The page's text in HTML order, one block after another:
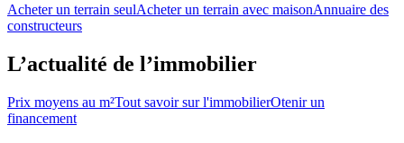
Acheter un terrain seulAcheter un terrain avec maisonAnnuaire des
constructeurs
L’actualité de l’immobilier
Prix moyens au m²Tout savoir sur l'immobilierOtenir un
financement